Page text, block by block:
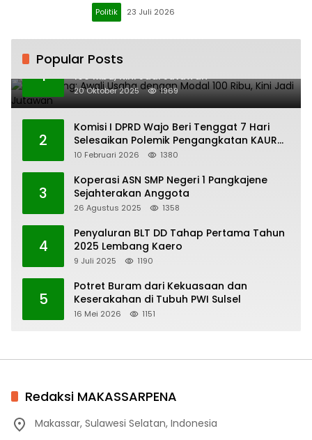
Politik 23 Juli 2026
Popular Posts
1
H. Ampang: Awali Usaha dengan Modal
100 Ribu, Kini Jadi Jutawan
20 Oktober 2025 1969
2
Komisi I DPRD Wajo Beri Tenggat 7 Hari
Selesaikan Polemik Pengangkatan KAUR
Keuangan Desa Bau-Bau
10 Februari 2026 1380
3
Koperasi ASN SMP Negeri 1 Pangkajene
Sejahterakan Anggota
26 Agustus 2025 1358
4
Penyaluran BLT DD Tahap Pertama Tahun
2025 Lembang Kaero
9 Juli 2025 1190
5
Potret Buram dari Kekuasaan dan
Keserakahan di Tubuh PWI Sulsel
16 Mei 2026 1151
Redaksi MAKASSARPENA
Makassar, Sulawesi Selatan, Indonesia